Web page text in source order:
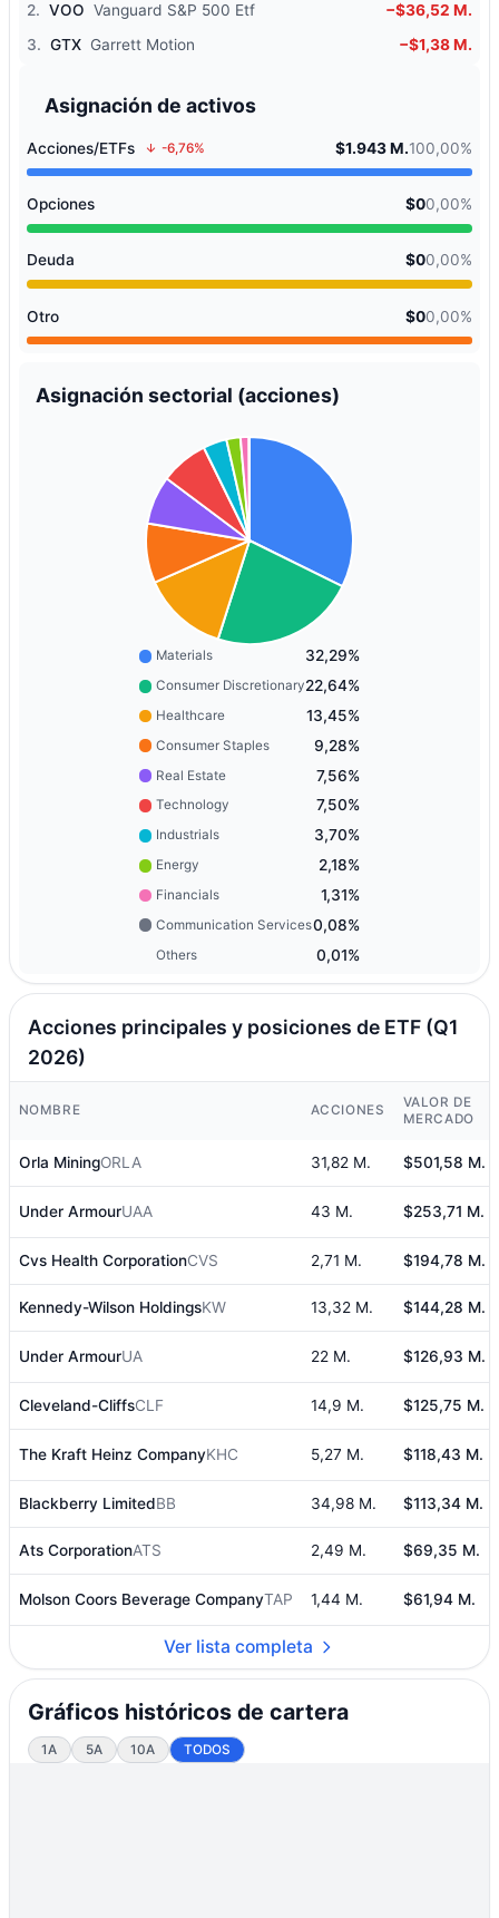
2. VOO Vanguard S&P 500 Etf
−$36,52 M.
3. GTX Garrett Motion −$1,38 M.
Asignación de activos
Acciones/ETFs -6,76% $1.943 M.100,00%
Opciones $00,00%
Deuda $00,00%
Otro $00,00%
Asignación sectorial (acciones)
Materials 32,29%
Consumer Discretionary22,64%
Healthcare 13,45%
Consumer Staples 9,28%
Real Estate 7,56%
Technology 7,50%
Industrials 3,70%
Energy 2,18%
Financials 1,31%
Communication Services0,08%
Others 0,01%
Acciones principales y posiciones de ETF (Q1
2026)
NOMBRE ACCIONES
VALOR DE
MERCADO
Orla MiningORLA 31,82 M. $501,58 M.
Under ArmourUAA 43 M. $253,71 M.
Cvs Health CorporationCVS 2,71 M. $194,78 M.
Kennedy-Wilson HoldingsKW 13,32 M. $144,28 M.
Under ArmourUA 22 M. $126,93 M.
Cleveland-CliffsCLF 14,9 M. $125,75 M.
The Kraft Heinz CompanyKHC 5,27 M. $118,43 M.
Blackberry LimitedBB 34,98 M. $113,34 M.
Ats CorporationATS 2,49 M. $69,35 M.
Molson Coors Beverage CompanyTAP 1,44 M. $61,94 M.
Ver lista completa
Gráficos históricos de cartera
1A 5A 10A TODOS